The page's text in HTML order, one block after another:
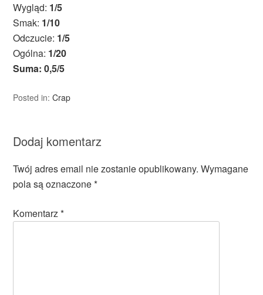
Wygląd: 1/5
Smak: 1/10
Odczucie: 1/5
Ogólna: 1/20
Suma: 0,5/5
Posted in:Crap
Dodaj komentarz
Twój adres email nie zostanie opublikowany. Wymagane
pola są oznaczone*
Komentarz*